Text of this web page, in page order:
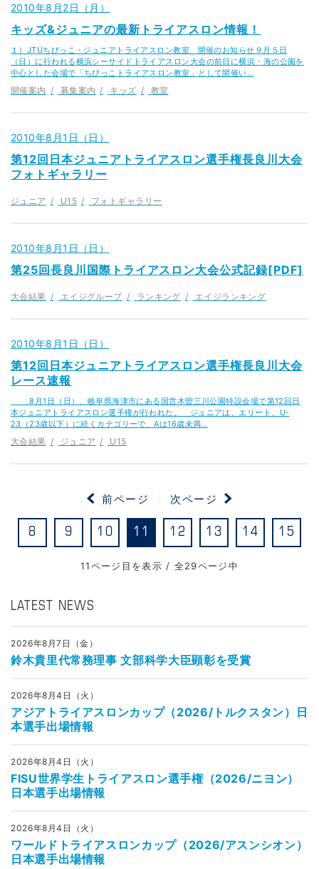
2010年8月2日（月）
キッズ&ジュニアの最新トライアスロン情報！
１）JTUちびっこ・ジュニアトライアスロン教室 開催のお知らせ９月５日
（日）に行われる横浜シーサイドトライアスロン大会の前日に横浜・海の公園を
中心とした会場で「ちびっこトライアスロン教室」として開催い…
開催案内 募集案内 キッズ 教室
2010年8月1日（日）
第12回日本ジュニアトライアスロン選手権長良川大会
フォトギャラリー
ジュニア U15 フォトギャラリー
2010年8月1日（日）
第25回長良川国際トライアスロン大会公式記録[PDF]
大会結果 エイジグループ ランキング エイジランキング
2010年8月1日（日）
第12回日本ジュニアトライアスロン選手権長良川大会
レース速報
8月1日（日）、岐阜県海津市にある国営木曽三川公園特設会場で第12回日
本ジュニアトライアスロン選手権が行われた。 ジュニアは、エリート、U-
23（23歳以下）に続くカテゴリーで、Aは16歳未満…
大会結果 ジュニア U15
11ページ目を表示 / 全29ページ中
前ページ
8 9 10 11 12 13 14 15
次ページ
LATEST NEWS
2026年8月7日（金）
鈴木貴里代常務理事 文部科学大臣顕彰を受賞
2026年8月4日（火）
アジアトライアスロンカップ（2026/トルクスタン）日
本選手出場情報
2026年8月4日（火）
FISU世界学生トライアスロン選手権（2026/ニヨン）
日本選手出場情報
2026年8月4日（火）
ワールドトライアスロンカップ（2026/アスンシオン）
日本選手出場情報